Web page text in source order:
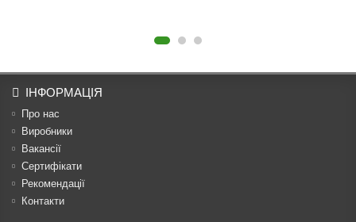
ІНФОРМАЦІЯ
Про нас
Виробники
Вакансії
Сертифікати
Рекомендації
Контакти